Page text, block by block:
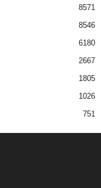
8571
8546
6180
2667
1805
1026
751